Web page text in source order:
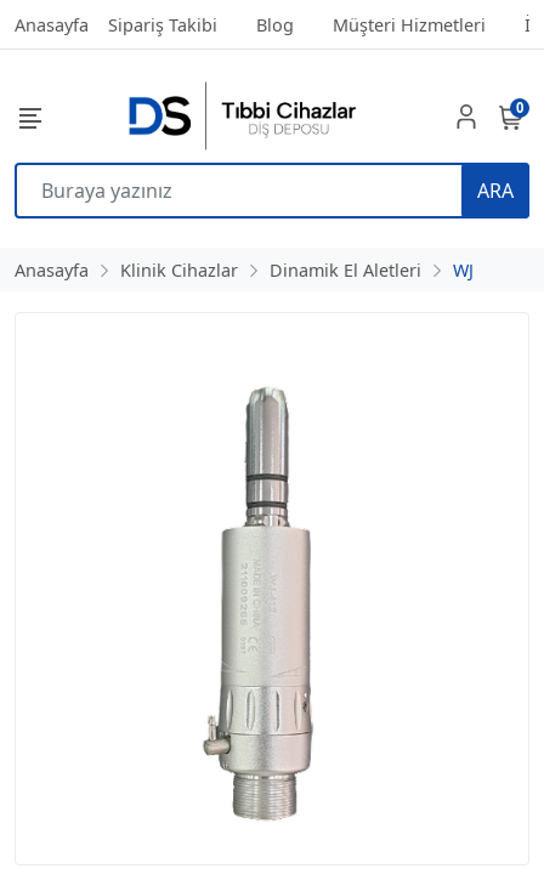
Anasayfa Sipariş Takibi Blog Müşteri Hizmetleri
ARA
0
Anasayfa Klinik Cihazlar Dinamik El Aletleri WJ